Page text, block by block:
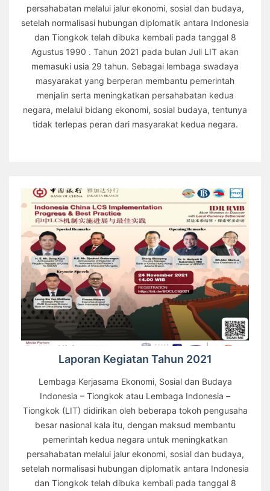
persahabatan melalui jalur ekonomi, sosial dan budaya,
setelah normalisasi hubungan diplomatik antara Indonesia
dan Tiongkok telah dibuka kembali pada tanggal 8
Agustus 1990 . Tahun 2021 pada bulan Juli LIT akan
memasuki usia 29 tahun. Sebagai lembaga swadaya
masyarakat yang berperan membantu pemerintah
menjalin serta meningkatkan persahabatan kedua
negara, melalui bidang ekonomi, sosial budaya, tentunya
tidak terlepas peran dari masyarakat kedua negara.
Laporan Kegiatan Tahun 2021
Lembaga Kerjasama Ekonomi, Sosial dan Budaya
Indonesia – Tiongkok atau Lembaga Indonesia –
Tiongkok (LIT) didirikan oleh beberapa tokoh pengusaha
besar nasional kala itu, dengan maksud membantu
pemerintah kedua negara untuk meningkatkan
persahabatan melalui jalur ekonomi, sosial dan budaya,
setelah normalisasi hubungan diplomatik antara Indonesia
dan Tiongkok telah dibuka kembali pada tanggal 8